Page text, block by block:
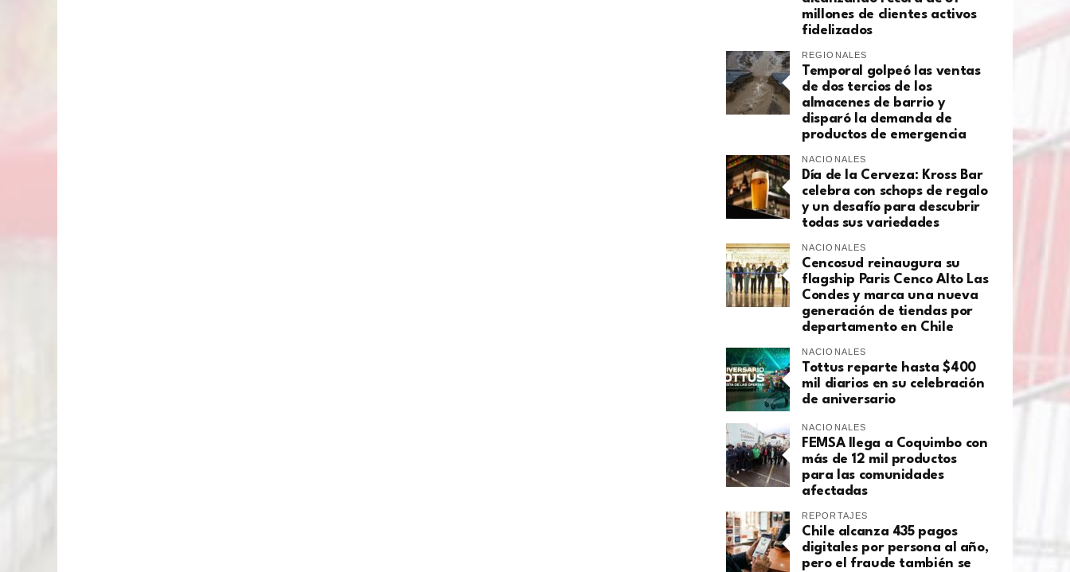
millones de clientes activos
fidelizados
REGIONALES
Temporal golpeó las ventas
de dos tercios de los
almacenes de barrio y
disparó la demanda de
productos de emergencia
NACIONALES
Día de la Cerveza: Kross Bar
celebra con schops de regalo
y un desafío para descubrir
todas sus variedades
NACIONALES
Cencosud reinaugura su
flagship Paris Cenco Alto Las
Condes y marca una nueva
generación de tiendas por
departamento en Chile
NACIONALES
Tottus reparte hasta $400
mil diarios en su celebración
de aniversario
NACIONALES
FEMSA llega a Coquimbo con
más de 12 mil productos
para las comunidades
afectadas
REPORTAJES
Chile alcanza 435 pagos
digitales por persona al año,
pero el fraude también se